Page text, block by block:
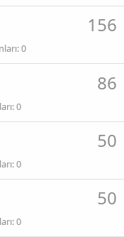
156
0
86
0
50
0
50
0